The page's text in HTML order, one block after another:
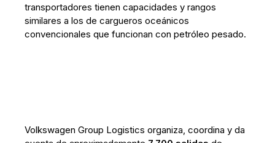
transportadores tienen capacidades y rangos
similares a los de cargueros oceánicos
convencionales que funcionan con petróleo pesado.
Volkswagen Group Logistics organiza, coordina y da